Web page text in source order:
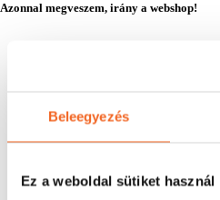
Beleegyezés
Ez a weboldal sütiket használ
Azonnal megveszem, irány a webshop!